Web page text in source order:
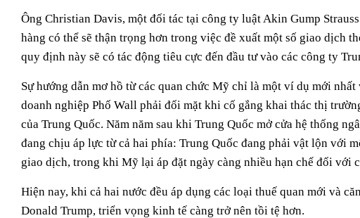
Ông Christian Davis, một đối tác tại công ty luật Akin Gump
hàng có thể sẽ thận trọng hơn trong việc đề xuất một số giao dịch
quy định này sẽ có tác động tiêu cực đến đầu tư vào các công ty
Sự hướng dẫn mơ hồ từ các quan chức Mỹ chỉ là một ví dụ mới
doanh nghiệp Phố Wall phải đối mặt khi cố gắng khai thác thị
của Trung Quốc. Năm năm sau khi Trung Quốc mở cửa hệ thống
đang chịu áp lực từ cả hai phía: Trung Quốc đang phải vật lộn với
giao dịch, trong khi Mỹ lại áp đặt ngày càng nhiều hạn chế đối với
Hiện nay, khi cả hai nước đều áp dụng các loại thuế quan mới và
Donald Trump, triển vọng kinh tế càng trở nên tồi tệ hơn.